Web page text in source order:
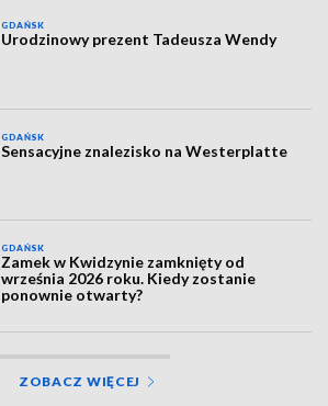
GDAŃSK
Urodzinowy prezent Tadeusza Wendy
GDAŃSK
Sensacyjne znalezisko na Westerplatte
GDAŃSK
Zamek w Kwidzynie zamknięty od
września 2026 roku. Kiedy zostanie
ponownie otwarty?
ZOBACZ WIĘCEJ